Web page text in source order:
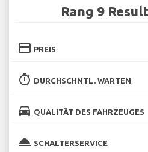
Rang 9
credit_card PREIS
timer DURCHSCHNTL. WARTEN
directions_car QUALITÄT DES FAHRZEUGES
room_service SCHALTERSERVICE